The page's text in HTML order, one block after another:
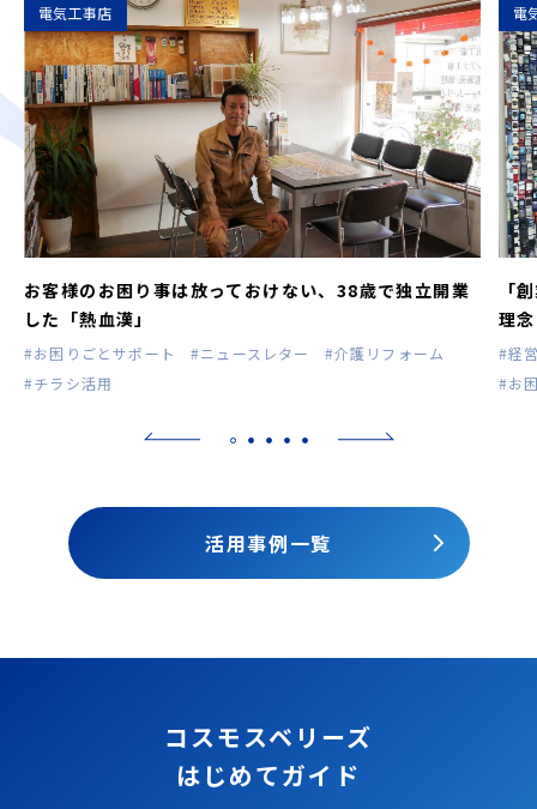
電気工事店
お客様のお困り事は放っておけない、38歳で独立開業
した「熱血漢」
#お困りごとサポート #ニュースレター
#介護リフォーム
#チラシ活用
電
「
理
#経
#お
活用事例一覧
コスモスベリーズ
はじめてガイド